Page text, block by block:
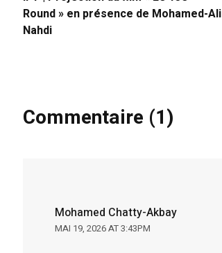
Round » en présence de Mohamed-Ali
Nahdi
Commentaire (1)
Mohamed Chatty-Akbay
MAI 19, 2026 AT 3:43PM